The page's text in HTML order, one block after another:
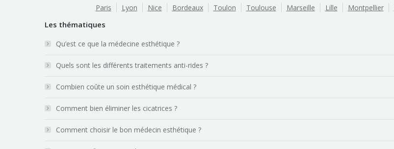
Paris Lyon Nice Bordeaux Toulon Toulouse Marseille Lille Montpellier
Les thématiques
Qu’est ce que la médecine esthétique ?
Quels sont les différents traitements anti-rides ?
Combien coûte un soin esthétique médical ?
Comment bien éliminer les cicatrices ?
Comment choisir le bon médecin esthétique ?